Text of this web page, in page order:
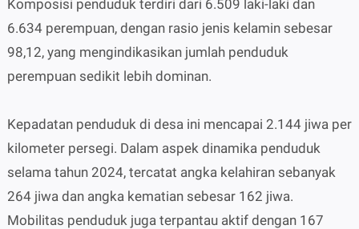
Komposisi penduduk terdiri dari 6.509 laki-laki dan
6.634 perempuan, dengan rasio jenis kelamin sebesar
98,12, yang mengindikasikan jumlah penduduk
perempuan sedikit lebih dominan.
Kepadatan penduduk di desa ini mencapai 2.144 jiwa per
kilometer persegi. Dalam aspek dinamika penduduk
selama tahun 2024, tercatat angka kelahiran sebanyak
264 jiwa dan angka kematian sebesar 162 jiwa.
Mobilitas penduduk juga terpantau aktif dengan 167